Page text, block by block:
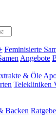
Feminisierte
Angebote
& Öle
Telekliniken
Backen